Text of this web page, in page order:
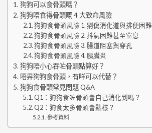
狗狗可以食骨頭嗎？
狗狗唔食得骨頭嘅 4 大致命風險
狗狗食骨頭風險 1. 𠝹傷消化道與排便困難
狗狗食骨頭風險 2. 抖氣困難甚至窒息
狗狗食骨頭風險 3. 腸道阻塞與穿孔
狗狗食骨頭風險 4. 胰臟炎
狗狗唔小心吞咗骨頭點算好？
唔畀狗狗食骨頭，有咩可以代替？
狗狗食骨頭常見問題 Q&A
Q1：狗狗食咗骨頭會自己消化到嗎？
Q2：狗食太多骨頭會點樣？
參考資料